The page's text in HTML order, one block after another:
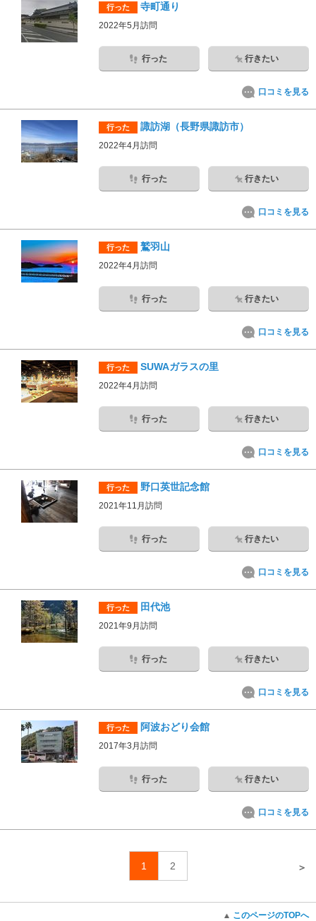
行った 寺町通り
2022年5月訪問
行った 行きたい
口コミを見る
行った 諏訪湖（長野県諏訪市）
2022年4月訪問
行った 行きたい
口コミを見る
行った 鷲羽山
2022年4月訪問
行った 行きたい
口コミを見る
行った SUWAガラスの里
2022年4月訪問
行った 行きたい
口コミを見る
行った 野口英世記念館
2021年11月訪問
行った 行きたい
口コミを見る
行った 田代池
2021年9月訪問
行った 行きたい
口コミを見る
行った 阿波おどり会館
2017年3月訪問
行った 行きたい
口コミを見る
1 2 ＞
このページのTOPへ